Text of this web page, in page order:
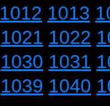
1012 1013
1021 1022
1030 1031
1039 1040